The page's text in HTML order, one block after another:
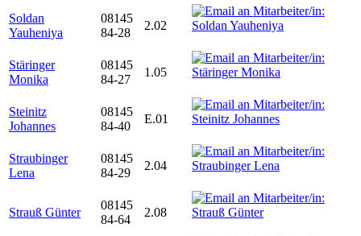
Soldan
Yauheniya
08145
84-28
2.02
Stäringer
Monika
08145
84-27
1.05
Steinitz
Johannes
08145
84-40
E.01
Straubinger
Lena
08145
84-29
2.04
Strauß Günter
08145
84-64
2.08